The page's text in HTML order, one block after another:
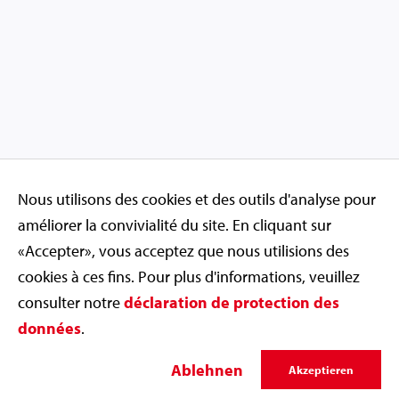
Nous utilisons des cookies et des outils d'analyse pour
améliorer la convivialité du site. En cliquant sur
«Accepter», vous acceptez que nous utilisions des
cookies à ces fins. Pour plus d'informations, veuillez
consulter notredéclaration de protection des
données.
Ablehnen Akzeptieren